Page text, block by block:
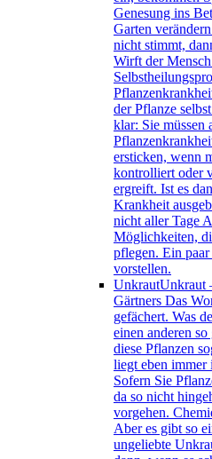
Genesung ins
Garten
nicht stimmt,
Wirft der
der Pflanze
klar: Sie
ersticken, wenn
kontrolliert oder
ergreift. Ist es
Krankheit
nicht aller Tage
Möglichkeiten,
pflegen. Ein
vorstellen.
UnkrautUnkraut
Gärtners Das
gefächert. Was
einen anderen
diese Pflanzen
liegt eben immer
Sofern Sie
da so nicht
vorgehen.
Aber es gibt so
ungeliebte